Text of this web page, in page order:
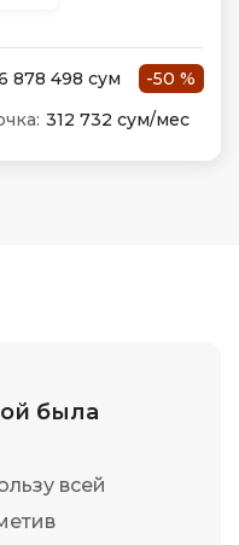
878 498 сум
-50 %
312 732 сум/мес
была
всей